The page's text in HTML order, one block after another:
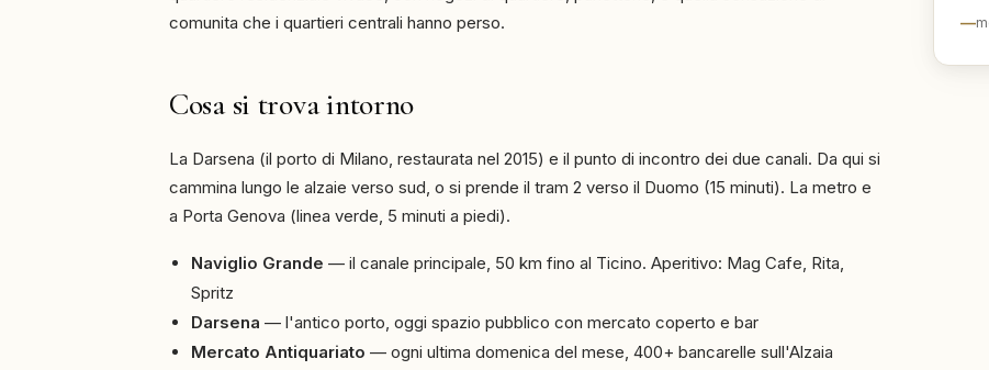
comunita che i quartieri centrali hanno perso.
Cosa si trova intorno
La Darsena (il porto di Milano, restaurata nel 2015) e il punto di incontro dei due canali. Da qui si
cammina lungo le alzaie verso sud, o si prende il tram 2 verso il Duomo (15 minuti). La metro e
a Porta Genova (linea verde, 5 minuti a piedi).
Naviglio Grande — il canale principale, 50 km fino al Ticino. Aperitivo: Mag Cafe, Rita,
Spritz
Darsena — l'antico porto, oggi spazio pubblico con mercato coperto e bar
Mercato Antiquariato — ogni ultima domenica del mese, 400+ bancarelle sull'Alzaia
—